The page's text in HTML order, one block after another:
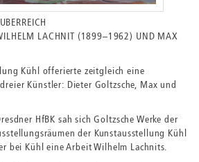
LACHNIT (1899–1962) UND MAX
Kühl offerierte zeitgleich eine
Künstler: Dieter Goltzsche, Max und
HfBK sah sich Goltzsche Werke der
der Kunstausstellung Kühl
bei Kühl eine Arbeit Wilhelm Lachnits.